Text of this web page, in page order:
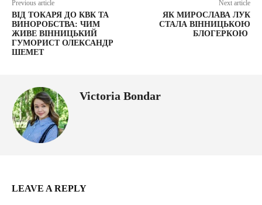
Previous article
ВІД ТОКАРЯ ДО КВК ТА
ВИНОРОБСТВА: ЧИМ
ЖИВЕ ВІННИЦЬКИЙ
ГУМОРИСТ ОЛЕКСАНДР
ШЕМЕТ
Next article
ЯК МИРОСЛАВА ЛУК
СТАЛА ВІННИЦЬКОЮ
БЛОГЕРКОЮ
Victoria Bondar
LEAVE A REPLY